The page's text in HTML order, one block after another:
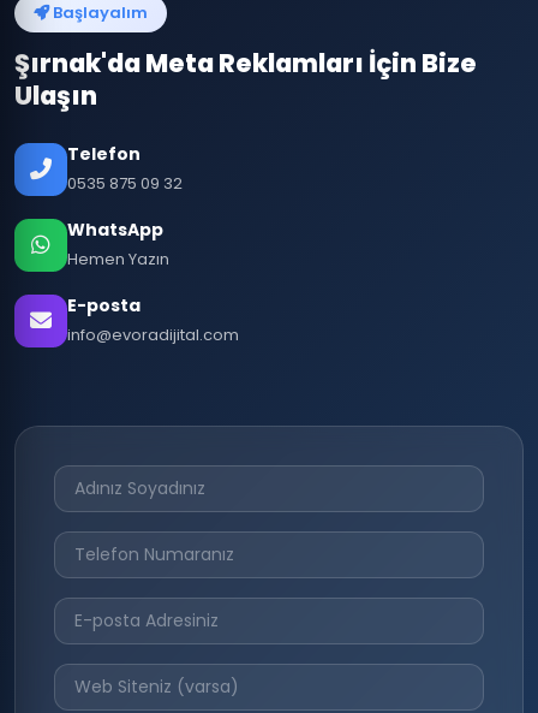
Başlayalım
Şırnak'da Meta Reklamları İçin Bize
Ulaşın
Telefon
0535 875 09 32
WhatsApp
Hemen Yazın
E-posta
info@evoradijital.com